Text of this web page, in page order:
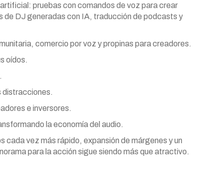
pruebas con comandos de voz para crear
de DJ generadas con IA, traducción de podcasts y
comercio por voz y propinas para creadores.
oídos.
distracciones.
e inversores.
la economía del audio.
cada vez más rápido, expansión de márgenes y un
para la acción sigue siendo más que atractivo.